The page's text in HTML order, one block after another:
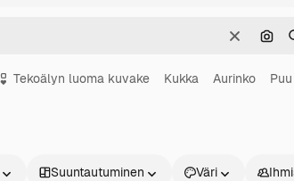
SelkeäHae
Tekoälyn luoma kuvake Kukka Aurinko Puu
Suuntautuminen Väri